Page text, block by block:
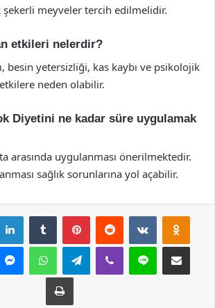
şekerli meyveler tercih edilmelidir.
etkileri nelerdir?
besin yetersizliği, kas kaybı ve psikolojik
neden olabilir.
Diyetini ne kadar süre uygulamak
arasında uygulanması önerilmektedir.
sağlık sorunlarına yol açabilir.
LinkedInTumblr PinterestReddit VKontakte
MessengerWhatsAppTelegramViber Line E-Posta ile
Yazdır